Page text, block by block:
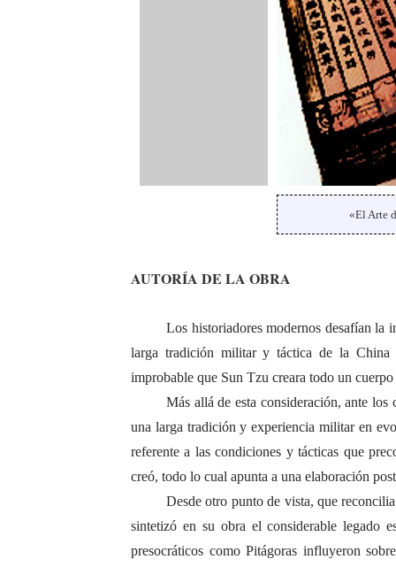
«El Arte
AUTORÍA DE LA OBRA
Los historiadores modernos desafían la
larga tradición militar y táctica de la
improbable que Sun Tzu creara todo un
Más allá de esta consideración, ante los
una larga tradición y experiencia militar en
referente a las condiciones y tácticas que
creó, todo lo cual apunta a una elaboración
Desde otro punto de vista, que
sintetizó en su obra el considerable legado
presocráticos como Pitágoras influyeron